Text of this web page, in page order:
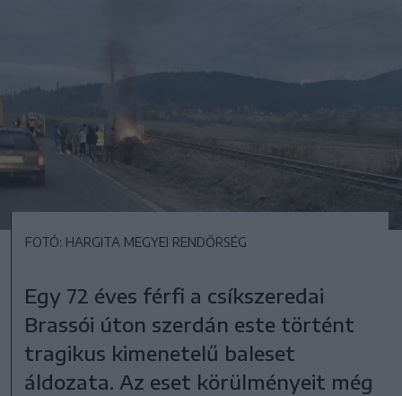
FOTÓ: HARGITA MEGYEI RENDŐRSÉG
Egy 72 éves férfi a csíkszeredai
Brassói úton szerdán este történt
tragikus kimenetelű baleset
áldozata. Az eset körülményeit még